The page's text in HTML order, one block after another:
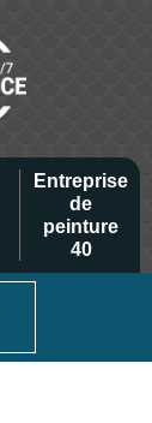
Entreprise
de
peinture
40